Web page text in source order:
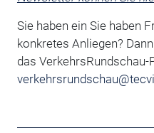
Sie haben ein Sie haben
konkretes Anliegen?
das